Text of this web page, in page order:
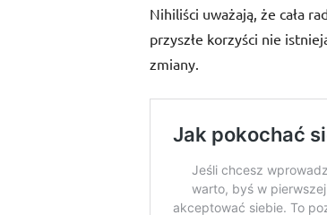
Nihiliści uważają, że cała
przyszłe korzyści nie
zmiany.